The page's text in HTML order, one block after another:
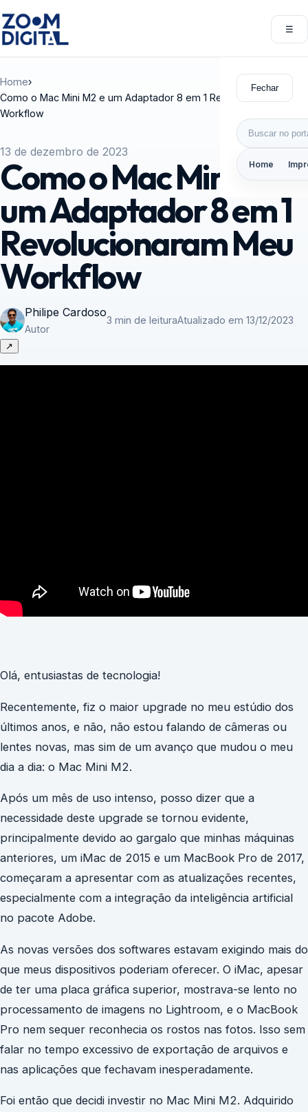
☰
Fechar
Buscar por:
Home
Home›
Como o Mac Mini M2 e um Adaptador 8 em 1 Revolucionaram Meu
Workflow
13 de dezembro de 2023
Como o Mac Mini M2 e
um Adaptador 8 em 1
Revolucionaram Meu
Workflow
Philipe Cardoso
Autor
3 min de leituraAtualizado em 13/12/2023
↗
Olá, entusiastas de tecnologia!
Recentemente, fiz o maior upgrade no meu estúdio dos
últimos anos, e não, não estou falando de câmeras ou
lentes novas, mas sim de um avanço que mudou o meu
dia a dia: o Mac Mini M2.
Após um mês de uso intenso, posso dizer que a
necessidade deste upgrade se tornou evidente,
principalmente devido ao gargalo que minhas máquinas
anteriores, um iMac de 2015 e um MacBook Pro de 2017,
começaram a apresentar com as atualizações recentes,
especialmente com a integração da inteligência artificial
no pacote Adobe.
As novas versões dos softwares estavam exigindo mais do
que meus dispositivos poderiam oferecer. O iMac, apesar
de ter uma placa gráfica superior, mostrava-se lento no
processamento de imagens no Lightroom, e o MacBook
Pro nem sequer reconhecia os rostos nas fotos. Isso sem
falar no tempo excessivo de exportação de arquivos e
nas aplicações que fechavam inesperadamente.
Foi então que decidi investir no Mac Mini M2. Adquirido